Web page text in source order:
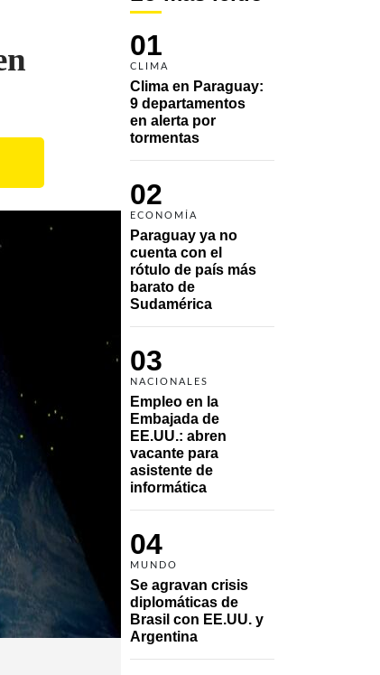
01
CLIMA
Clima en Paraguay:
9 departamentos
en alerta por
tormentas
02
ECONOMÍA
Paraguay ya no
cuenta con el
rótulo de país más
barato de
Sudamérica
03
NACIONALES
Empleo en la
Embajada de
EE.UU.: abren
vacante para
asistente de
informática
04
MUNDO
Se agravan crisis
diplomáticas de
Brasil con EE.UU. y
Argentina